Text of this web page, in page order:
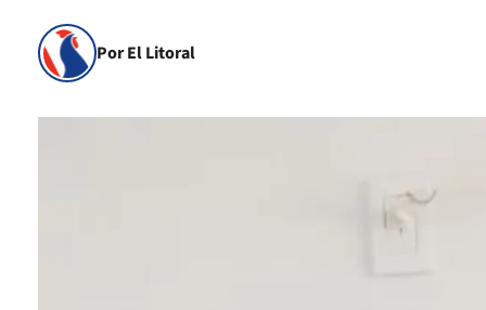
Por El Litoral